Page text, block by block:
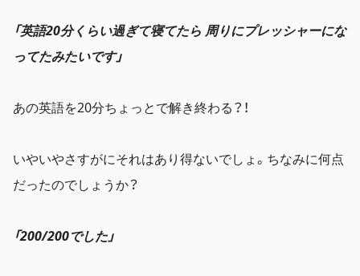
「英語20分くらい過ぎて寝てたら 周りにプレッシャーにな
ってたみたいです」
あの英語を20分ちょっとで解き終わる？！
いやいやさすがにそれはあり得ないでしょ。ちなみに何点
だったのでしょうか？
「200/200でした」